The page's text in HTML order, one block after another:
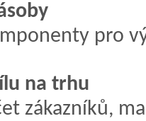
pro
na trhu
zákazníků,